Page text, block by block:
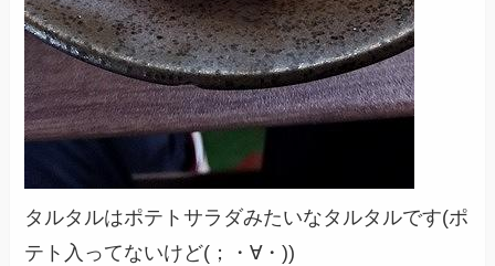
タルタルはポテトサラダみたいなタルタルです(ポ
テト入ってないけど(；・∀・))